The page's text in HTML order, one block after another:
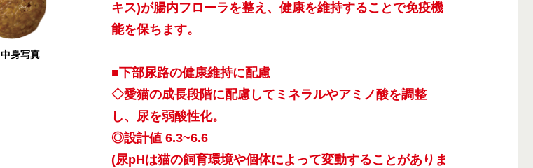
中身写真
キス)が腸内フローラを整え、健康を維持することで免疫機
能を保ちます。
■下部尿路の健康維持に配慮
◇愛猫の成長段階に配慮してミネラルやアミノ酸を調整
し、尿を弱酸性化。
◎設計値 6.3~6.6
(尿pHは猫の飼育環境や個体によって変動することがありま